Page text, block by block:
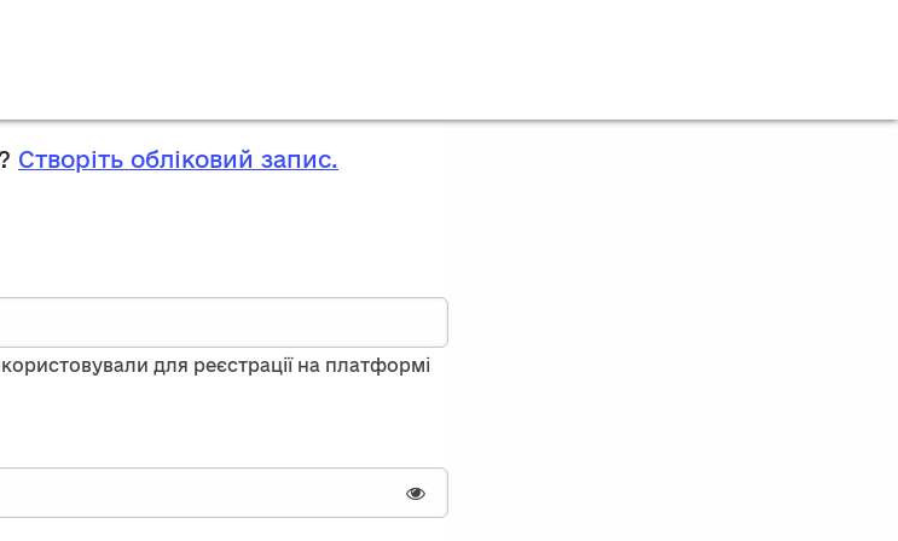
Створіть обліковий запис.
для реєстрації на платформі
Показати пароль